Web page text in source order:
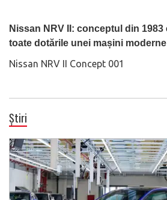
Nissan NRV II: conceptul din
toate dotările unei mașini moderne
Nissan NRV II Concept 001
Știri